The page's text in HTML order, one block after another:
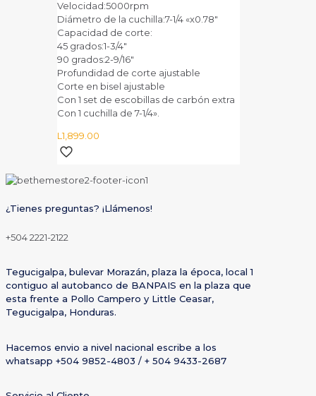
Velocidad:5000rpm
Diámetro de la cuchilla:7-1/4 «x0.78″
Capacidad de corte:
45 grados:1-3/4″
90 grados:2-9/16″
Profundidad de corte ajustable
Corte en bisel ajustable
Con 1 set de escobillas de carbón extra
Con 1 cuchilla de 7-1/4».
L1,899.00
¿Tienes preguntas? ¡Llámenos!
+504 2221-2122
Tegucigalpa, bulevar Morazán, plaza la época, local 1
contiguo al autobanco de BANPAIS en la plaza que
esta frente a Pollo Campero y Little Ceasar,
Tegucigalpa, Honduras.
Hacemos envio a nivel nacional escribe a los
whatsapp +504 9852-4803 / + 504 9433-2687